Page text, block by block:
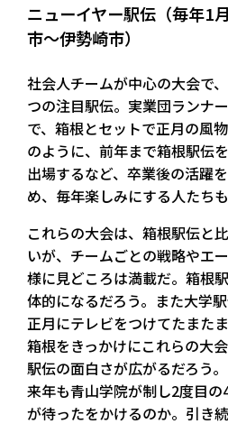
ニューイヤー駅伝（毎年1
市〜伊勢崎市）
社会人チームが中心の大会で
つの注目駅伝。実業団ランナ
で、箱根とセットで正月の風
のように、前年まで箱根駅伝
出場するなど、卒業後の活躍
め、毎年楽しみにする人たちも
これらの大会は、箱根駅伝と
いが、チームごとの戦略やエ
様に見どころは満載だ。箱根
体的になるだろう。また大学
正月にテレビをつけてたまた
箱根をきっかけにこれらの大
駅伝の面白さが広がるだろう。
来年も青山学院が制し2度目
が待ったをかけるのか。引き